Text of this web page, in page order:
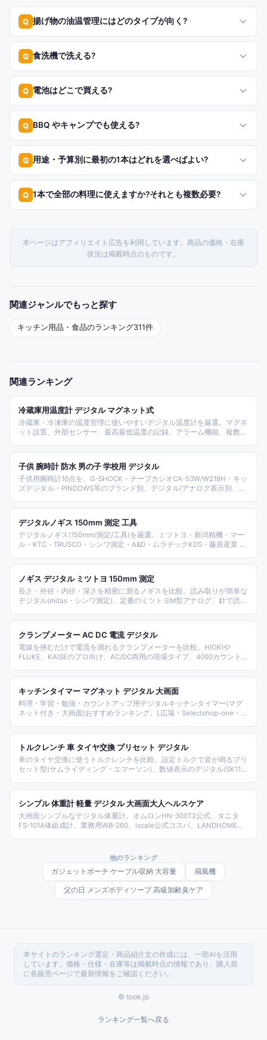
Q 揚げ物の油温管理にはどのタイプが向く?
Q 食洗機で洗える?
Q 電池はどこで買える?
Q BBQ やキャンプでも使える?
Q 用途・予算別に最初の1本はどれを選べばよい?
Q 1本で全部の料理に使えますか?それとも複数必要?
本ページはアフィリエイト広告を利用しています。商品の価格・在庫
状況は掲載時点のものです。
関連ジャンルでもっと探す
キッチン用品・食品のランキング311件
関連ランキング
冷蔵庫用温度計 デジタル マグネット式
冷蔵庫・冷凍庫の温度管理に使いやすいデジタル温度計を厳選。マグネ
ット設置、外部センサー、最高最低温度の記録、アラーム機能、複数個
子供 腕時計 防水 男の子 学校用 デジタル
子供用腕時計10点を、G-SHOCK・チープカシオCA-53W/W218H・キッ
ズデジタル・PINDOWS等のブランド別、デジタル/アナログ表示別、防
高生の部活まで、シーン別の選択肢を整理しています。
デジタルノギス 150mm 測定 工具
デジタルノギス(150mm/測定/工具)を厳選。ミツトヨ・新潟精機・マー
ル・KTC・TRUSCO・シンワ測定・A&D・ムラテックKDS・藤原産業 を
ノギス デジタル ミツトヨ 150mm 測定
長さ・外径・内径・深さを精密に測るノギスを比較。読み取りが簡単な
デジタル(mitas・シンワ測定)、定番のミツトヨM型アナログ、針で読む
や模型、釣り、機械加工など用途と精度で選べるようまとめた。
クランプメーター AC DC 電流 デジタル
電線を挟むだけで電流を測れるクランプメーターを比較。HIOKIや
FLUKE、KAISEのプロ向け、AC/DC両用の現場タイプ、4000カウントの
の点検に、測れる電流やAC/DC対応で選べるようまとめた。
キッチンタイマー マグネット デジタル 大画面
料理・学習・勉強・カウントアップ用デジタルキッチンタイマー(マグ
ネット付き・大画面)おすすめランキング。L広場・Selectshop-one・霜
を、サイズ(大画面)・機能(時計表示/カウントアップ/ストップウォッ
チ)・価格帯で比較します。
トルクレンチ 車 タイヤ交換 プリセット デジタル
車のタイヤ交換に使うトルクレンチを比較。設定トルクで音が鳴るプリ
セット型(サムライディング・エマーソン)、数値表示のデジタル(SK11・
た。締め付けトルクを正確に管理して安全にタイヤ交換できるよう、タ
イプと精度で選べるようまとめた。
シンプル 体重計 軽量 デジタル 大画面大人ヘルスケア
大画面シンプルなデジタル体重計。オムロンHN-300T2公式、タニタ
FS-101A体組成計、業務用WB-260、iscale公式コスパ、LANDHOME
他のランキング
ガジェットポーチ ケーブル収納 大容量 扇風機
父の日 メンズボディソープ 高級加齢臭ケア
本サイトのランキング選定・商品紹介文の作成には、一部AIを活用
しています。価格・仕様・在庫等は掲載時点の情報であり、購入前
に各販売ページで最新情報をご確認ください。
© took.jp
ランキング一覧へ戻る